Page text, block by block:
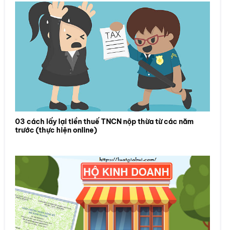
03 cách lấy lại tiền thuế TNCN nộp thừa từ các năm
trước (thực hiện online)